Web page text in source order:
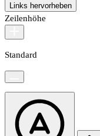
Links hervorheben
Zeilenhöhe
Standard